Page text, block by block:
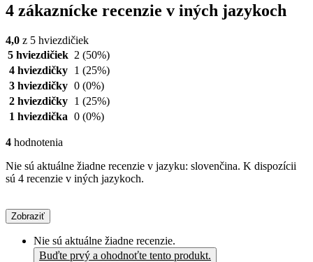
4 zákaznícke recenzie v iných jazykoch
4,0 z 5 hviezdičiek
5 hviezdičiek 2 (50%)
4 hviezdičky
1 (25%)
3 hviezdičky 0 (0%)
2 hviezdičky
1 (25%)
1 hviezdička 0 (0%)
4 hodnotenia
Nie sú aktuálne žiadne recenzie v jazyku: slovenčina. K dispozícii
sú 4 recenzie v iných jazykoch.
Zobraziť
Nie sú aktuálne žiadne recenzie.
Buďte prvý a ohodnoťte tento produkt.